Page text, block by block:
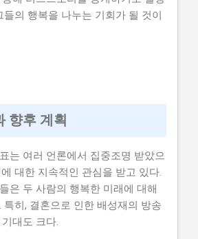
들의 행복을 나누는 기회가 될 것이
향후 계획
는 여러 언론에서 집중조명 받았으
대한 지속적인 관심을 받고 있다.
은 두 사람의 행복한 미래에 대해
특히, 결혼으로 인한 배성재의 방송
대도 크다.